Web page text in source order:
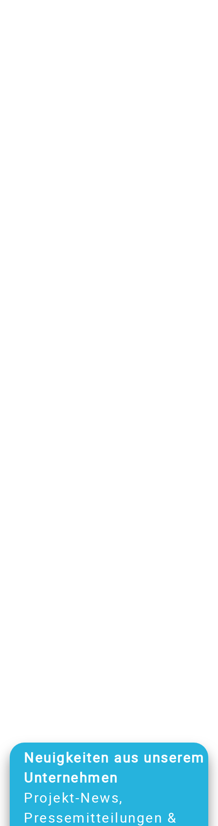
Neuigkeiten aus unserem
Unternehmen
Projekt-News,
Pressemitteilungen &